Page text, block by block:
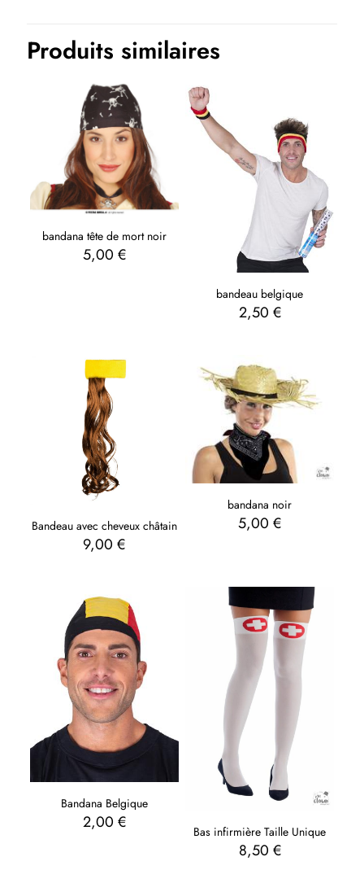
Produits similaires
bandana tête de mort noir
5,00 €
bandeau belgique
2,50 €
Bandeau avec cheveux châtain
9,00€
bandana noir
5,00 €
Bandana Belgique
2,00 € Bas infirmière Taille Unique
8,50 €